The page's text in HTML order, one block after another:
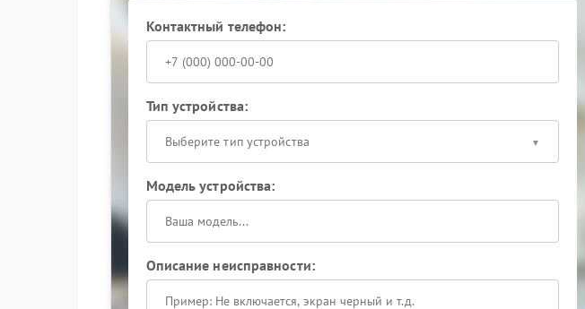
Контактный телефон:
Тип устройства:
Выберите тип устройства
Модель устройства:
Описание неисправности: